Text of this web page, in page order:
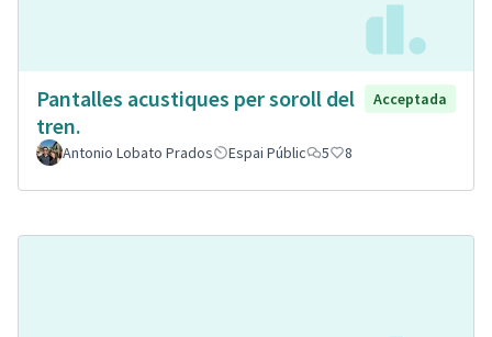
Pantalles acustiques per soroll del
tren.
Acceptada
Antonio Lobato Prados Espai Públic 5 8